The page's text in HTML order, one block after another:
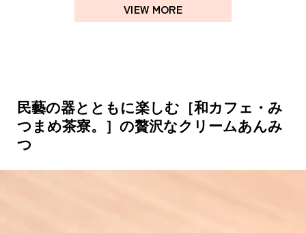
VIEW MORE
民藝の器とともに楽しむ［和カフェ・み
つまめ茶寮。］の贅沢なクリームあんみ
つ